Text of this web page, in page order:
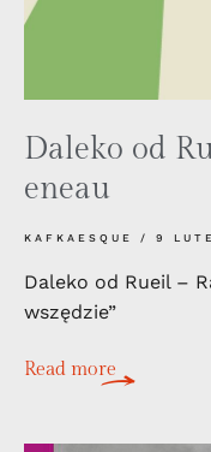
Daleko od
ene­au
KAFKAESQUE 9
Daleko od Rueil –
wszędzie”
Read more